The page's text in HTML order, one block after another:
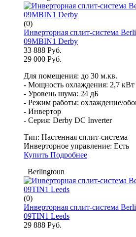
(0)
Инверторная сплит-система
09MBIN1 Derby
33 888 Руб.
29 000 Руб.
Для помещения: до 30 м.кв.
- Мощность охлаждения: 2,7 кВт
- Уровень шума: 24 дБ
- Режим работы: охлаждение/
- Инвертор
- Серия: Derby DC Inverter
Тип: Настенная сплит-система
Инверторное управление: Есть
Купить Подробнее
Berlingtoun
(0)
Инверторная сплит-система
09TIN1 Leeds
29 888 Руб.